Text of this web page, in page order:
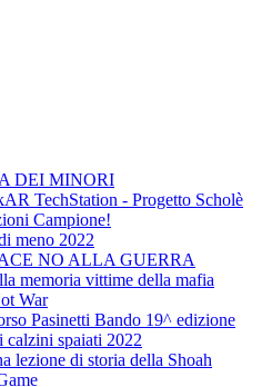
DEI MINORI
TechStation - Progetto Scholè
Campione!
meno 2022
NO ALLA GUERRA
memoria vittime della mafia
War
Pasinetti Bando 19^ edizione
calzini spaiati 2022
lezione di storia della Shoah